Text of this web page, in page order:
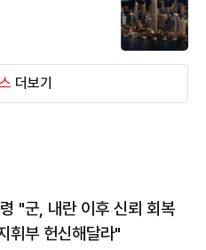
더보기
"군, 내란 이후 신뢰 회복
휘부 헌신해달라"